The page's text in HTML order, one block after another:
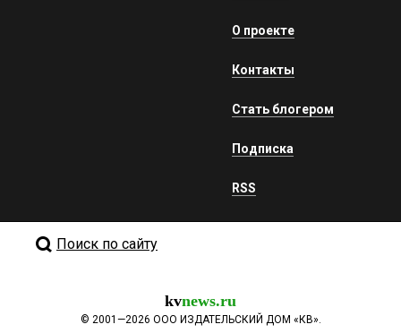
О проекте
Контакты
Стать блогером
Подписка
RSS
Поиск по сайту
kvnews.ru
© 2001—2026 ООО ИЗДАТЕЛЬСКИЙ ДОМ «КВ».